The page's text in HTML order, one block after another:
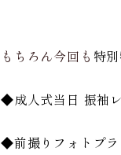
もちろん今回も 特
◆成人式当日 振袖
◆前撮りフォトプ